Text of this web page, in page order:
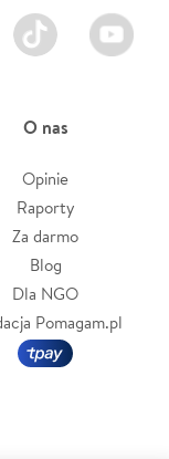
TikTok Youtube
O nas
Opinie
Raporty
Za darmo
Blog
Dla NGO
Pomagam.pl